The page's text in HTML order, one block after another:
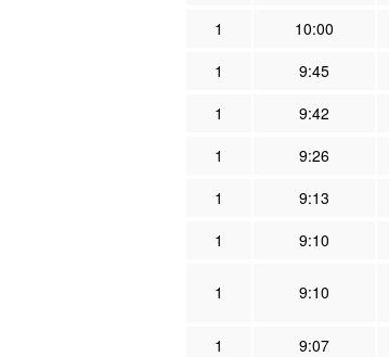
1
10:00
1
9:45
1
9:42
1
9:26
1
9:13
1
9:10
1 9:10
1
9:07